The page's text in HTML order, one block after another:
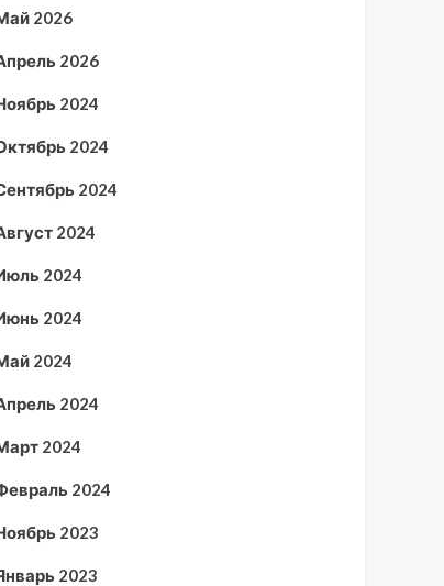
2026
2026
2024
2024
2024
2024
2024
2024
2024
2024
2024
2024
2023
2023